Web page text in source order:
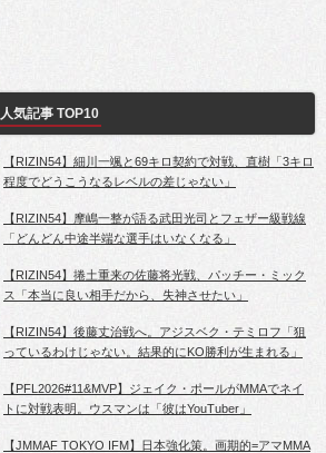
人気記事 TOP10
【RIZIN54】細川一颯と69キロ契約で対戦、直樹「3キロ
程度でどうこうなるレベルの差じゃない」
【RIZIN54】摩嶋一整が語る武田光司とフェザー級戦線
「どんどん中途半端な選手はいなくなる」
【RIZIN54】捲土重来の佐藤将光戦、パッチー・ミック
ス「本当に良い相手だから、失神させたい」
【RIZIN54】後藤丈治戦へ。アジスベク・テミロフ「狙
っているわけじゃない。結果的にKO勝利が生まれる」
【PFL2026#11&MVP】ジェイク・ポールがMMAでネイ
トに対戦表明。ウスマンは「彼はYouTuber」
【JMMAF TOKYO IFM】日本強化策。画期的=アマMMA